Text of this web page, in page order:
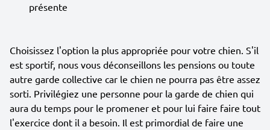
présente
Choisissez l'option la plus appropriée pour votre chien. S'il
est sportif, nous vous déconseillons les pensions ou toute
autre garde collective car le chien ne pourra pas être assez
sorti. Privilégiez une personne pour la garde de chien qui
aura du temps pour le promener et pour lui faire faire tout
l'exercice dont il a besoin. Il est primordial de faire une